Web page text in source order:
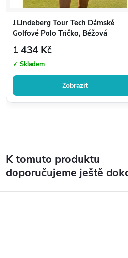
J.Lindeberg Tour Tech Dámské
Golfové Polo Tričko, Béžová
1 434 Kč
✓ Skladem
Zobrazit
K tomuto produktu
doporučujeme ještě